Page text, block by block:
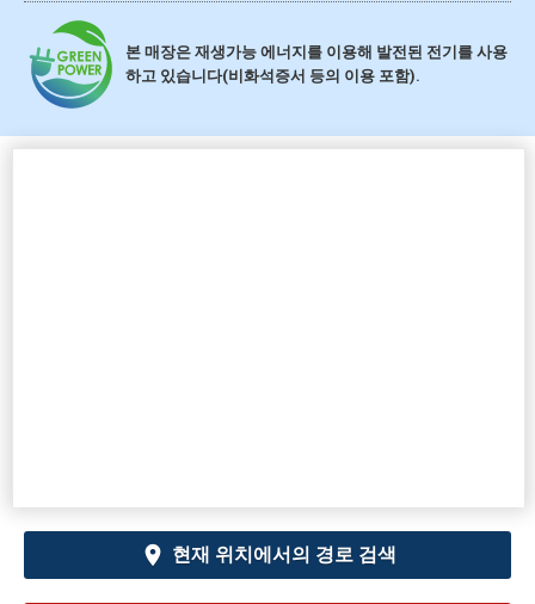
본 매장은 재생가능 에너지를 이용해 발전된 전기를 사용
하고 있습니다(비화석증서 등의 이용 포함).
현재 위치에서의 경로 검색